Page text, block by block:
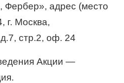
адрес (место
г. Москва,
стр.2, оф. 24
Акции —